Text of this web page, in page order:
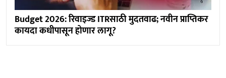
Budget 2026: रिवाइज्ड ITRसाठी मुदतवाढ; नवीन प्राप्तिकर
कायदा कधीपासून होणार लागू?